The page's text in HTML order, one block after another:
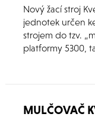
Nový žací stroj
jednotek určen
strojem do tzv.
platformy 5300,
MULČOVAČ